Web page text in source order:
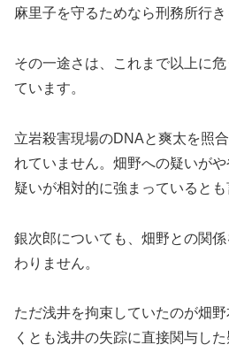
麻里子を守るためなら刑務所行き
その一途さは、これまで以上に
ています。
立岩殺害現場のDNAと爽太を照
れていません。畑野への疑いが
疑いが相対的に強まっているとも
銀次郎についても、畑野との関
わりません。
ただ浅井を拘束していたのが畑
くとも浅井の失踪に直接関与した